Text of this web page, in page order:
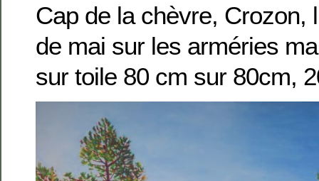
Cap de la chèvre, Crozon,
de mai sur les arméries
sur toile 80 cm sur 80cm,